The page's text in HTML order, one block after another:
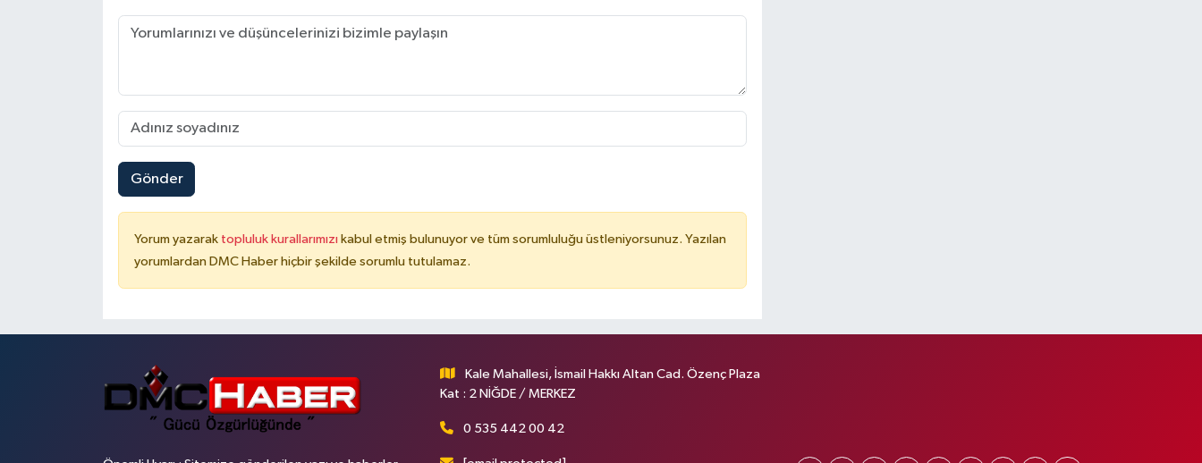
Gönder
Yorum yazarak topluluk kurallarımızı kabul etmiş bulunuyor ve tüm sorumluluğu üstleniyorsunuz. Yazılan
yorumlardan DMC Haber hiçbir şekilde sorumlu tutulamaz.
Kale Mahallesi, İsmail Hakkı Altan Cad. Özenç Plaza
Kat : 2 NİĞDE / MERKEZ
0 535 442 00 42